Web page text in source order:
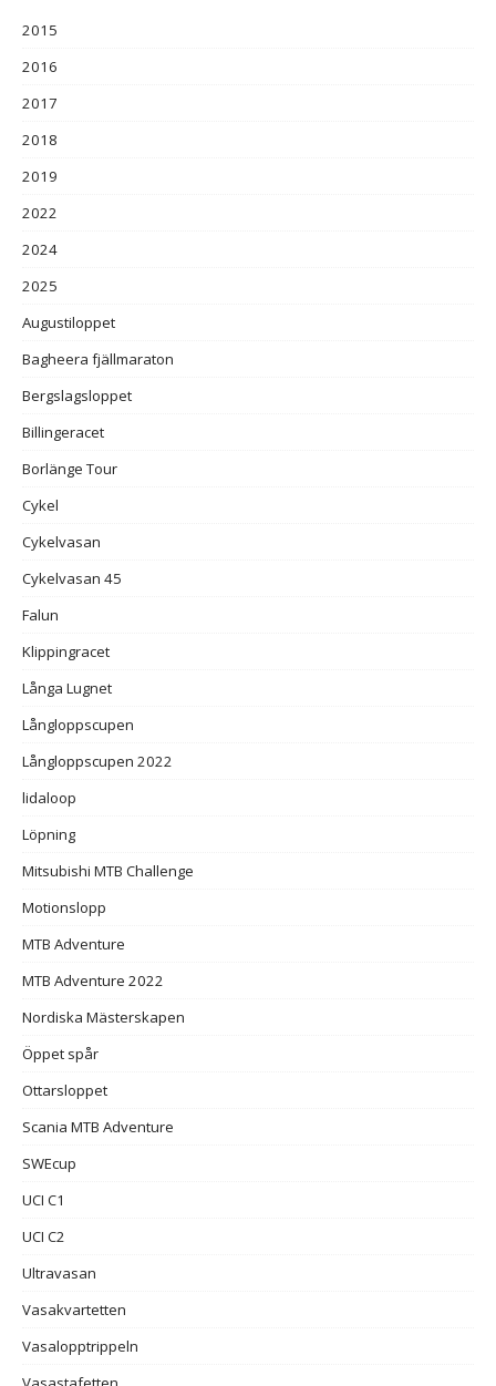
2015
2016
2017
2018
2019
2022
2024
2025
Augustiloppet
Bagheera fjällmaraton
Bergslagsloppet
Billingeracet
Borlänge Tour
Cykel
Cykelvasan
Cykelvasan 45
Falun
Klippingracet
Långa Lugnet
Långloppscupen
Långloppscupen 2022
lidaloop
Löpning
Mitsubishi MTB Challenge
Motionslopp
MTB Adventure
MTB Adventure 2022
Nordiska Mästerskapen
Öppet spår
Ottarsloppet
Scania MTB Adventure
SWEcup
UCI C1
UCI C2
Ultravasan
Vasakvartetten
Vasalopptrippeln